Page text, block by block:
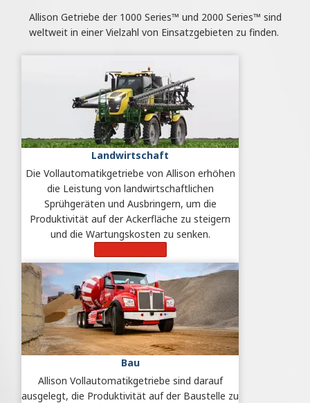
Allison Getriebe der 1000 Series™ und 2000 Series™ sind
weltweit in einer Vielzahl von Einsatzgebieten zu finden.
Landwirtschaft
Die Vollautomatikgetriebe von Allison erhöhen
die Leistung von landwirtschaftlichen
Sprühgeräten und Ausbringern, um die
Produktivität auf der Ackerfläche zu steigern
und die Wartungskosten zu senken.
Bau
Allison Vollautomatikgetriebe sind darauf
ausgelegt, die Produktivität auf der Baustelle zu